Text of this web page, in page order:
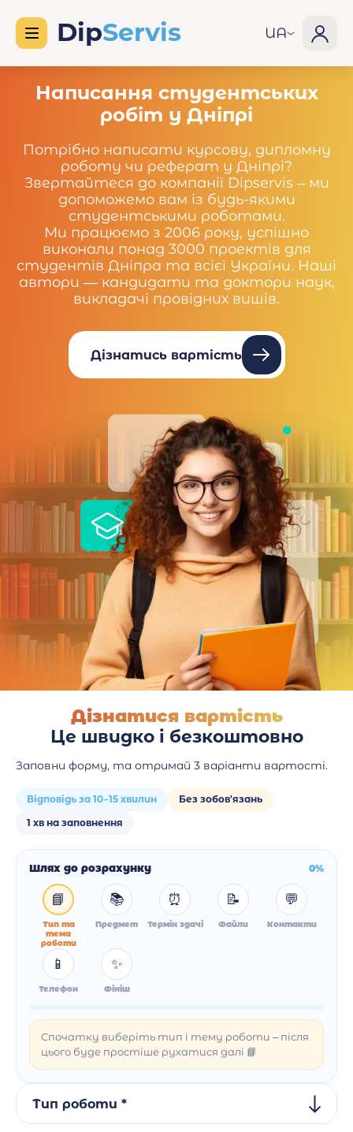
UA
Написання студентських
робіт у Дніпрі
Потрібно написати курсову, дипломну
роботу чи реферат у Дніпрі?
Звертайтеся до компанії Dipservis – ми
допоможемо вам із будь-якими
студентськими роботами.
Ми працюємо з 2006 року, успішно
виконали понад 3000 проектів для
студентів Дніпра та всієї України. Наші
автори — кандидати та доктори наук,
викладачі провідних вишів.
Дізнатись вартість
Дізнатися вартість
Це швидко і безкоштовно
Заповни форму, та отримай 3 варіанти вартості.
Відповідь за 10–15 хвилин
Без зобов'язань
1 хв на заповнення
Шлях до розрахунку 0%
📘
Тип та
тема
роботи
📚
Предмет
⏰
Термін здачі
📝
Файли
💬
Контакти
📱
Телефон
✨
Фініш
Спочатку виберіть тип і тему роботи – після
цього буде простіше рухатися далі 📘
Тип роботи *